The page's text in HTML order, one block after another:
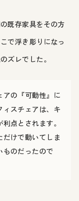
既存家具をその方
で浮き彫りになっ
ズレでした。
アの『可動性』に
ィスチェアは、キ
点とされます。
だけで動いてしま
ものだったので